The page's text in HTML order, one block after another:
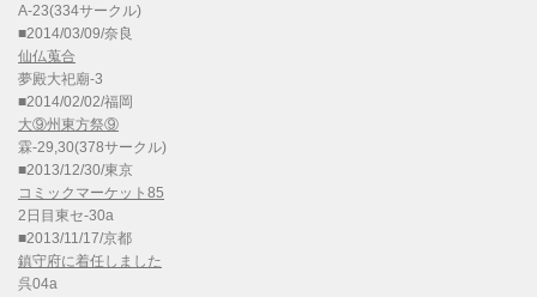
A-23(334サークル)
■2014/03/09/奈良
仙仏蒐合
夢殿大祀廟-3
■2014/02/02/福岡
大⑨州東方祭⑨
霖-29,30(378サークル)
■2013/12/30/東京
コミックマーケット85
2日目東セ-30a
■2013/11/17/京都
鎮守府に着任しました
呉04a